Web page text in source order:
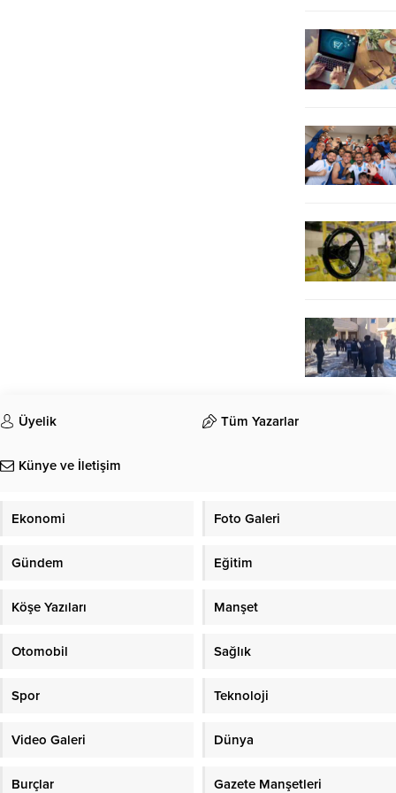
Üyelik Tüm Yazarlar
Künye ve İletişim
Ekonomi Foto Galeri
Gündem Eğitim
Köşe Yazıları Manşet
Otomobil Sağlık
Spor Teknoloji
Video Galeri Dünya
Burçlar Gazete Manşetleri